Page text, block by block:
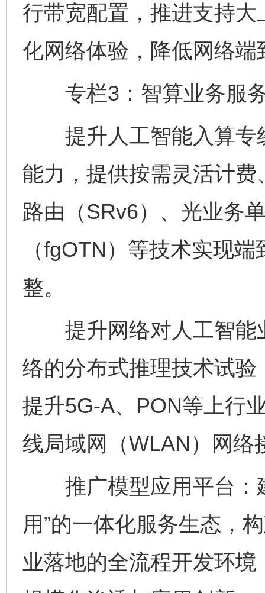
行带宽配置，推进支持
化网络体验，降低网络端
专栏3：智算业务服务
提升人工智能入算专
能力，提供按需灵活计
路由（SRv6）、光业务
（fgOTN）等技术实现
整。
提升网络对人工智能
络的分布式推理技术试
提升5G-A、PON等上行
线局域网（WLAN）网络
推广模型应用平台：
用”的一体化服务生态，
业落地的全流程开发环